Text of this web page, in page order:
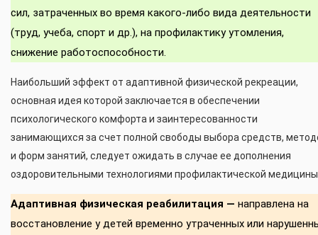
сил, затраченных во время какого-либо вида деятельности
(труд, учеба, спорт и др.), на профилактику утомления,
снижение работоспособности.
Наибольший эффект от адаптивной физической рекреации,
основная идея которой заключается в обеспечении
психологического комфорта и заинтересованности
занимающихся за счет полной свободы выбора средств,
и форм занятий, следует ожидать в случае ее дополнения
оздоровительными технологиями профилактической
Адаптивная физическая реабилитация — направлена на
восстановление у детей временно утраченных или